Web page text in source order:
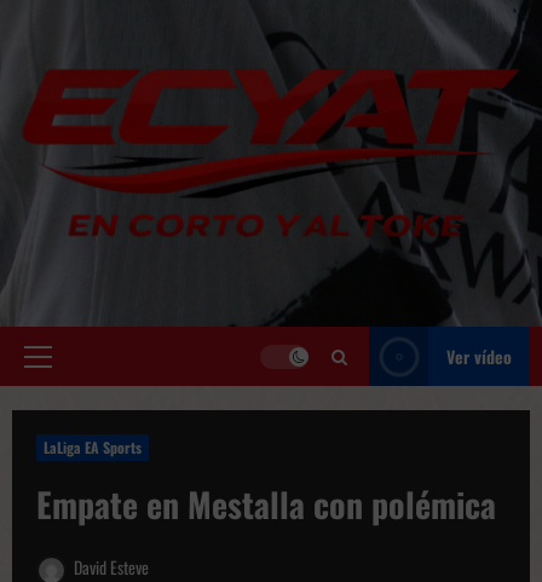
contenido
Menú
Ver vídeo
LaLiga EA Sports
Empate en Mestalla con polémica
David Esteve